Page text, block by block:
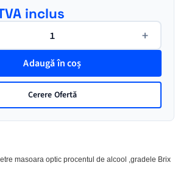
masoara optic procentul de alcool ,gradele Brix
inclus
+
Adaugă în coș
Cerere Ofertă